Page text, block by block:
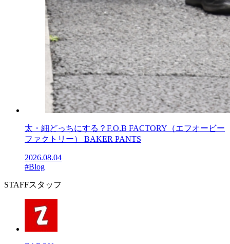
太・細どっちにする？F.O.B FACTORY（エフオービー
ファクトリー） BAKER PANTS
2026.08.04
#Blog
STAFFスタッフ